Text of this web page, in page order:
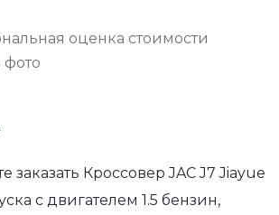
оценка стоимости
фото
заказать Кроссовер JAC J7 Jiayue
с двигателем 1.5 бензин,